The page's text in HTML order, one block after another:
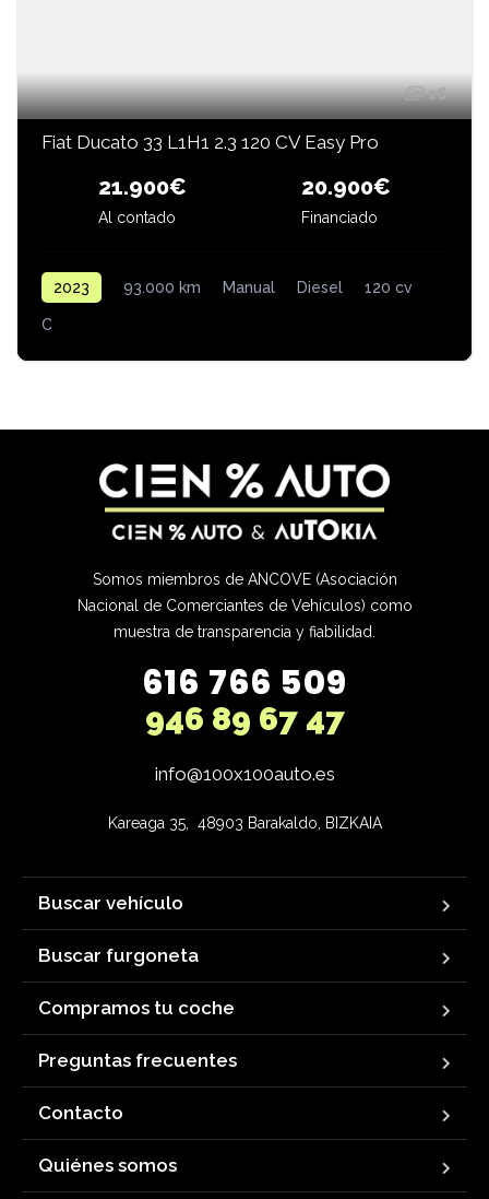
16
Fiat Ducato 33 L1H1 2.3 120 CV Easy Pro
21.900€
Al contado
20.900€
Financiado
2023 93.000 km Manual Diesel 120 cv
C
Somos miembros de ANCOVE (Asociación
Nacional de Comerciantes de Vehículos) como
muestra de transparencia y fiabilidad.
616 766 509
946 89 67 47
info@100x100auto.es
Kareaga 35,  48903 Barakaldo, BIZKAIA
Buscar vehículo
Buscar furgoneta
Compramos tu coche
Preguntas frecuentes
Contacto
Quiénes somos